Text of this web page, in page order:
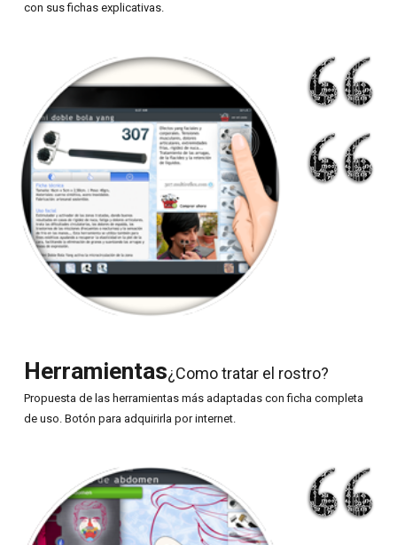
con sus fichas explicativas.
Herramientas¿Como tratar el rostro?
Propuesta de las herramientas más adaptadas con ficha completa
de uso. Botón para adquirirla por internet.